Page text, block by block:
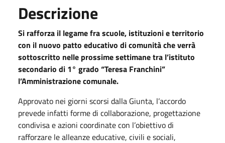
Descrizione
Si rafforza il legame fra scuole, istituzioni e territorio
con il nuovo patto educativo di comunità che verrà
sottoscritto nelle prossime settimane tra l’istituto
secondario di 1° grado “Teresa Franchini”
l’Amministrazione comunale.
Approvato nei giorni scorsi dalla Giunta, l’accordo
prevede infatti forme di collaborazione, progettazione
condivisa e azioni coordinate con l’obiettivo di
rafforzare le alleanze educative, civili e sociali,